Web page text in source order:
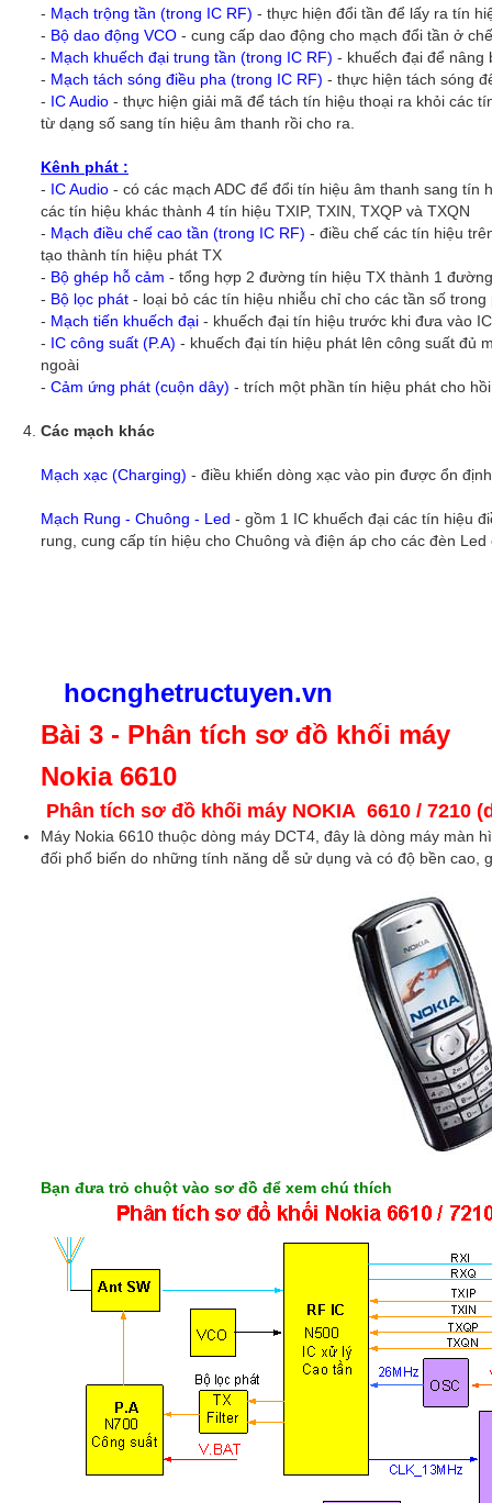
- Mạch trộng tần (trong IC RF) - thực hiện đổi tần để lấy ra tín
- Bộ dao động VCO - cung cấp dao động cho mạch đổi tần ở
- Mạch khuếch đại trung tần (trong IC RF) - khuếch đại để nâng
- Mạch tách sóng điều pha (trong IC RF) - thực hiện tách sóng
- IC Audio - thực hiện giải mã để tách tín hiệu thoại ra khỏi các
từ dạng số sang tín hiệu âm thanh rồi cho ra.
Kênh phát :
- IC Audio - có các mạch ADC để đổi tín hiệu âm thanh sang
các tín hiệu khác thành 4 tín hiệu TXIP, TXIN, TXQP và TXQN
- Mạch điều chế cao tần (trong IC RF) - điều chế các tín hiệu
tạo thành tín hiệu phát TX
- Bộ ghép hỗ cảm - tổng hợp 2 đường tín hiệu TX thành 1 đường
- Bộ lọc phát - loại bỏ các tín hiệu nhiễu chỉ cho các tần số
- Mạch tiến khuếch đại - khuếch đại tín hiệu trước khi đưa vào
- IC công suất (P.A) - khuếch đại tín hiệu phát lên công suất đủ
ngoài
- Cảm ứng phát (cuộn dây) - trích một phần tín hiệu phát cho
Các mạch khác
Mạch xạc (Charging) - điều khiển dòng xạc vào pin được ổn
Mạch Rung - Chuông - Led - gồm 1 IC khuếch đại các tín hiệu
rung, cung cấp tín hiệu cho Chuông và điện áp cho các đèn
hocnghetructuyen.vn
Bài 3 - Phân tích sơ đồ khối máy
Nokia 6610
Phân tích sơ đồ khối máy NOKIA 6610 / 7210
Máy Nokia 6610 thuộc dòng máy DCT4, đây là dòng máy màn
đối phổ biến do những tính năng dễ sử dụng và có độ bền cao,
Bạn đưa trỏ chuột vào sơ đồ để xem chú thích